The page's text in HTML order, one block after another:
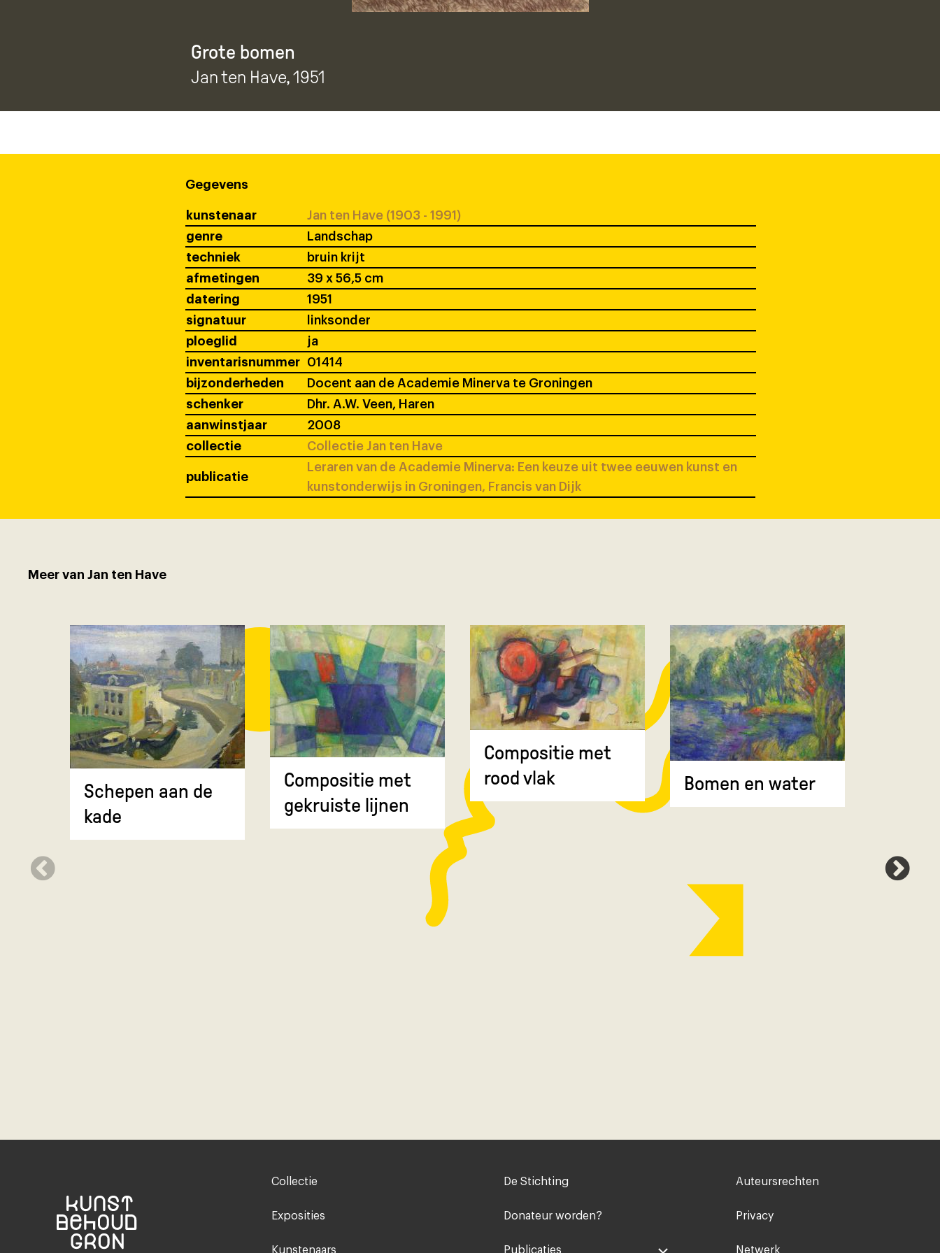
Grote bomen
Jan ten Have, 1951
Gegevens
kunstenaar
Jan ten Have (1903 - 1991)
genre
Landschap
techniek
bruin krijt
afmetingen
39 x 56,5 cm
datering
1951
signatuur
linksonder
ploeglid
ja
inventarisnummer
01414
bijzonderheden
Docent aan de Academie Minerva te Groningen
schenker
Dhr. A.W. Veen, Haren
aanwinstjaar
2008
collectie
Collectie Jan ten Have
publicatie
Leraren van de Academie Minerva: Een keuze uit twee eeuwen kunst en
kunstonderwijs in Groningen, Francis van Dijk
Meer van Jan ten Have
Schepen aan de
kade
Compositie met
gekruiste lijnen
Compositie met
rood vlak
Bomen en water
Footer-
Collectie
Exposities
Kunstenaars
Voet
De Stichting
Donateur worden?
Publicaties
Voet
Auteursrechten
Privacy
Netwerk